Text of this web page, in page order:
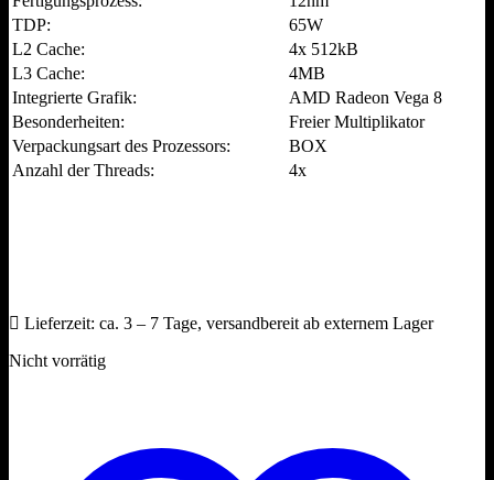
TDP:
65W
L2 Cache:
4x 512kB
L3 Cache:
4MB
Integrierte Grafik:
AMD Radeon Vega 8
Besonderheiten:
Freier Multiplikator
Verpackungsart des Prozessors:
BOX
Anzahl der Threads:
4x
Lieferzeit: ca. 3 – 7 Tage, versandbereit ab externem Lager
Nicht vorrätig